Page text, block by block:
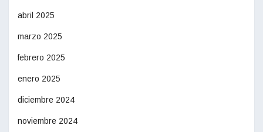
abril 2025
marzo 2025
febrero 2025
enero 2025
diciembre 2024
noviembre 2024